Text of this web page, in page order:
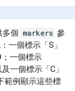
多個 markers 參
一個標示「S」
一個標示
一個標示「C」
範例顯示這些標